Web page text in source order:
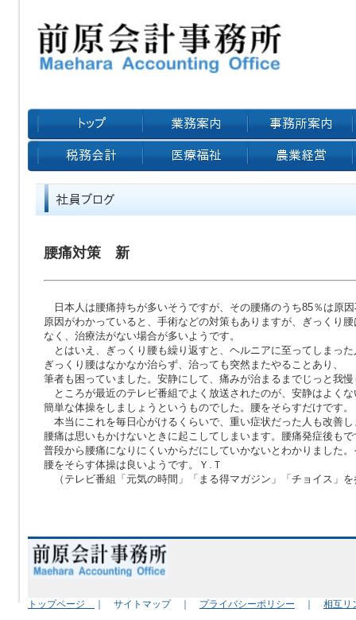
腰痛対策 新
日本人は腰痛持ちが多いそうですが、その腰痛のうち85％は原
原因がわかっていると、手術などの対策もありますが、ぎっくり
なく、治療法がない場合が多いようです。
とはいえ、ぎっくり腰も繰り返すと、ヘルニアに至ってしまっ
ぎっくり腰はなかなか治らず、治っても突然またやることあり、
筆者も困っていました。安静にして、痛みが治まるまでじっと我
ところが最近のテレビ番組でよく放送されたのが、安静はよくな
簡単な体操をしましょうというものでした。腰をそらすだけです。
本当にこれを毎日心がけるくらいで、重い症状だった人も改善し
腰痛は思いもかけないときに起こしてしまいます。腰痛発症後も
普段から腰痛になりにくいからだにしていかないとわかりました
腰をそらす体操は良いようです。Ｙ.Ｔ
（テレビ番組「元気の時間」「まる得マガジン」「チョイス」
トップページ ｜ サイトマップ ｜ プライバシーポリシー ｜ 相互リ